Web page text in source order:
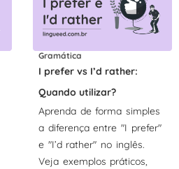
Gramática
I prefer vs I’d rather:
Quando utilizar?
Aprenda de forma simples
a diferença entre "I prefer"
e "I’d rather" no inglês.
Veja exemplos práticos,